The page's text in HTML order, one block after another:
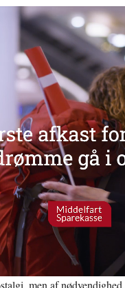
men af nødvendighed.